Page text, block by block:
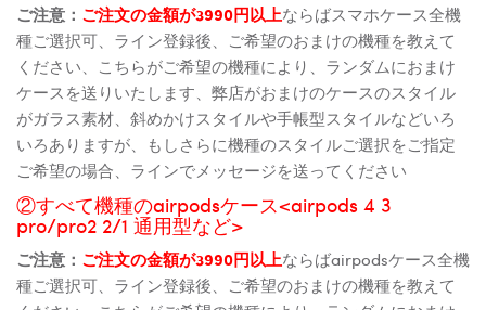
ご注意： ご注文の金額が3990円以上ならばスマホケース全機
種ご選択可、ライン登録後、ご希望のおまけの機種を教えて
ください、こちらがご希望の機種により、ランダムにおまけ
ケースを送りいたします、弊店がおまけのケースのスタイル
がガラス素材、斜めかけスタイルや手帳型スタイルなどいろ
いろありますが、もしさらに機種のスタイルご選択をご指定
ご希望の場合、ラインでメッセージを送ってください
②すべて機種のairpodsケース<airpods 4 3
pro/pro2 2/1 通用型など>
ご注意： ご注文の金額が3990円以上ならばairpodsケース全機
種ご選択可、ライン登録後、ご希望のおまけの機種を教えて